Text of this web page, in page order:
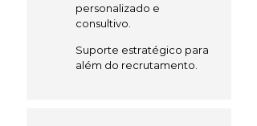
personalizado e
consultivo.
Suporte estratégico para
além do recrutamento.